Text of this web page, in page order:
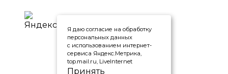
Я даю согласие на обработку
персональных данных
с использованием интернет-
сервиса Яндекс.Метрика,
top.mail.ru, LiveInternet
Принять